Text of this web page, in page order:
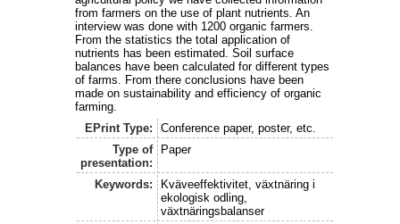
from farmers on the use of plant nutrients. An
interview was done with 1200 organic farmers.
From the statistics the total application of
nutrients has been estimated. Soil surface
balances have been calculated for different types
of farms. From there conclusions have been
made on sustainability and efficiency of organic
farming.
EPrint Type:
Conference paper, poster, etc.
Type of
presentation:
Paper
Keywords:
Kväveeffektivitet, växtnäring i
ekologisk odling,
växtnäringsbalanser